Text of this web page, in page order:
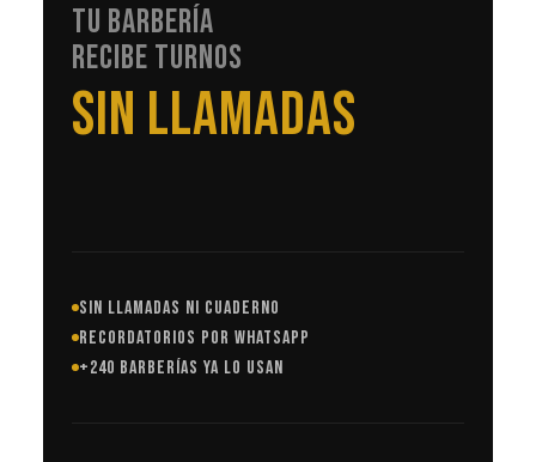
TU BARBERÍA
RECIBE TURNOS
EN AUTOMÁTICO
SIN LLAMADAS NI CUADERNO
RECORDATORIOS POR WHATSAPP
+240 BARBERÍAS YA LO USAN